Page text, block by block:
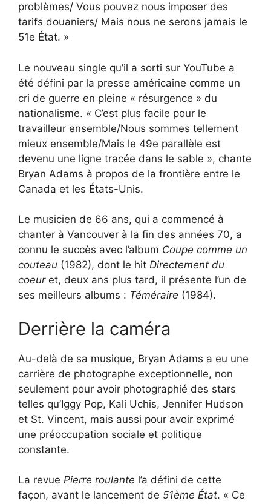
problèmes/ Vous pouvez nous imposer des
tarifs douaniers/ Mais nous ne serons jamais le
51e État. »
Le nouveau single qu’il a sorti sur YouTube a
été défini par la presse américaine comme un
cri de guerre en pleine « résurgence » du
nationalisme. « C’est plus facile pour le
travailleur ensemble/Nous sommes tellement
mieux ensemble/Mais le 49e parallèle est
devenu une ligne tracée dans le sable », chante
Bryan Adams à propos de la frontière entre le
Canada et les États-Unis.
Le musicien de 66 ans, qui a commencé à
chanter à Vancouver à la fin des années 70, a
connu le succès avec l’album Coupe comme un
couteau (1982), dont le hit Directement du
coeuret, deux ans plus tard, il présente l’un de
ses meilleurs albums : Téméraire (1984).
Derrière la caméra
Au-delà de sa musique, Bryan Adams a eu une
carrière de photographe exceptionnelle, non
seulement pour avoir photographié des stars
telles qu’Iggy Pop, Kali Uchis, Jennifer Hudson
et St. Vincent, mais aussi pour avoir exprimé
une préoccupation sociale et politique
constante.
La revue Pierre roulante l’a défini de cette
façon, avant le lancement de 51ème État. « Ce